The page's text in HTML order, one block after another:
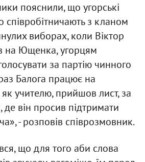
пояснили, що угорські
співробітничають з кланом
виборах, коли Віктор
на Ющенка, угорцям
за партію чинного
Балога працює на
учителю, прийшов лист, за
де він просив підтримати
- розповів співрозмовник.
що для того аби слова